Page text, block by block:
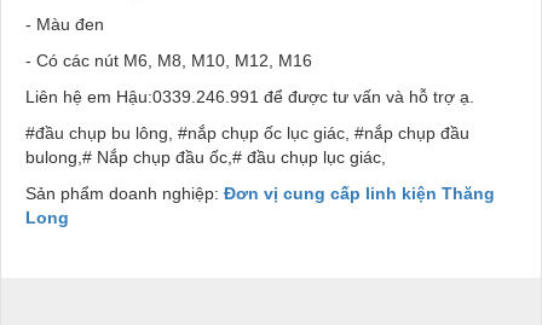
- Màu đen
- Có các nút M6, M8, M10, M12, M16
Liên hệ em Hậu:0339.246.991 để được tư vấn và hỗ trợ ạ.
#đầu chụp bu lông, #nắp chụp ốc lục giác, #nắp chụp đầu
bulong,# Nắp chụp đầu ốc,# đầu chụp lục giác,
Sản phẩm doanh nghiệp: Đơn vị cung cấp linh kiện Thăng
Long